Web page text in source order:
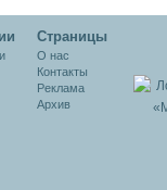
Cтраницы
О нас
Контакты
Реклама
Архив